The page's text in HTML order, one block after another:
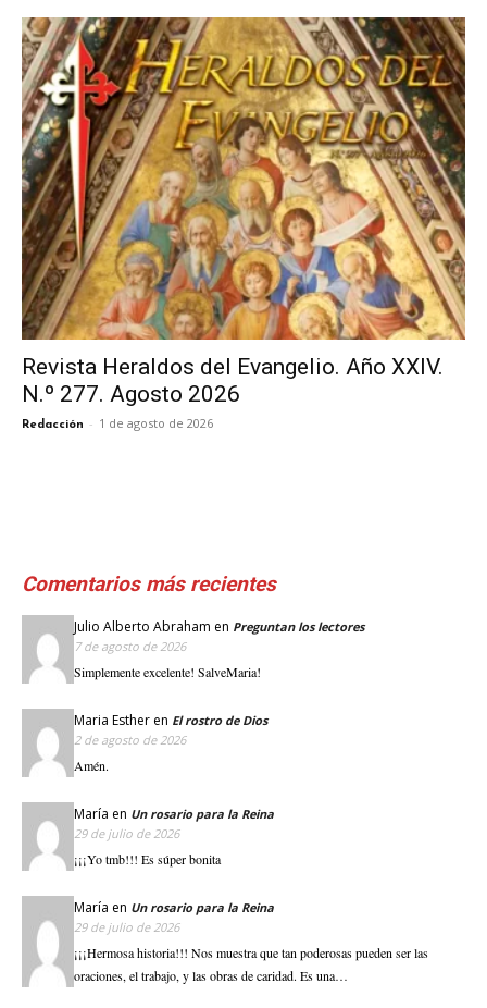
Revista Heraldos del Evangelio. Año XXIV.
N.º 277. Agosto 2026
Redacción - 1 de agosto de 2026
Comentarios más recientes
Julio Alberto Abraham en Preguntan los lectores
7 de agosto de 2026
Simplemente excelente! SalveMaria!
Maria Esther en El rostro de Dios
2 de agosto de 2026
Amén.
María en Un rosario para la Reina
29 de julio de 2026
¡¡¡Yo tmb!!! Es súper bonita
María en Un rosario para la Reina
29 de julio de 2026
¡¡¡Hermosa historia!!! Nos muestra que tan poderosas pueden ser las
oraciones, el trabajo, y las obras de caridad. Es una…